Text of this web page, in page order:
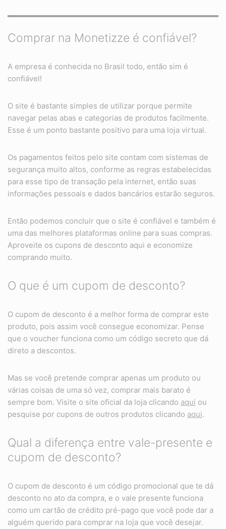
Comprar na Monetizze é confiável?
A empresa é conhecida no Brasil todo, então sim é
confiável!
O site é bastante simples de utilizar porque permite
navegar pelas abas e categorias de produtos facilmente.
Esse é um ponto bastante positivo para uma loja virtual.
Os pagamentos feitos pelo site contam com sistemas de
segurança muito altos, conforme as regras estabelecidas
para esse tipo de transação pela internet, então suas
informações pessoais e dados bancários estarão seguros.
Então podemos concluir que o site é confiável e também é
uma das melhores plataformas online para suas compras.
Aproveite os cupons de desconto aqui e economize
comprando muito.
O que é um cupom de desconto?
O cupom de desconto é a melhor forma de comprar este
produto, pois assim você consegue economizar. Pense
que o voucher funciona como um código secreto que dá
direto a descontos.
Mas se você pretende comprar apenas um produto ou
várias coisas de uma só vez, comprar mais barato é
sempre bom. Visite o site oficial da loja clicando aqui ou
pesquise por cupons de outros produtos clicando aqui.
Qual a diferença entre vale-presente e
cupom de desconto?
O cupom de desconto é um código promocional que te dá
desconto no ato da compra, e o vale presente funciona
como um cartão de crédito pré-pago que você pode dar a
alguém querido para comprar na loja que você desejar.